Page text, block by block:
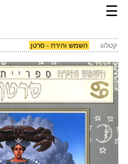
☰
קטלוג השמש והירח - סרטן